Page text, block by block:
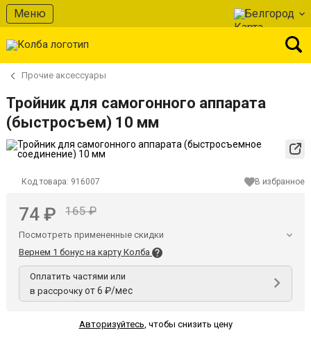
Меню Белгород
Прочие аксессуары
Тройник для самогонного аппарата
(быстросъем) 10 мм
Код товара: 916007 В избранное
74 ₽ 165 ₽
Посмотреть примененные скидки
Вернем 1 бонус на карту Колба
Оплатить частями или
в рассрочку от 6 ₽/мес
Авторизуйтесь, чтобы снизить цену